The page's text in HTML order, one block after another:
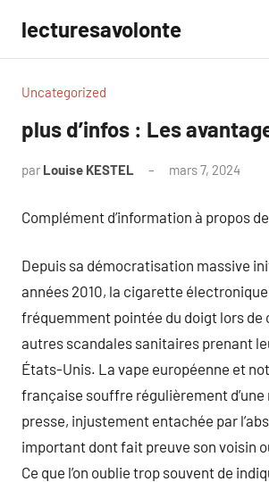
contenu
lecturesavolonte
Uncategorized
plus d’infos : Les
par Louise KESTEL mars 7, 2024
Complément d’information à propos de
Depuis sa démocratisation massive
années 2010, la cigarette
fréquemment pointée du doigt lors de
autres scandales sanitaires prenant
États-Unis. La vape européenne et
française souffre régulièrement d’une
presse, injustement entachée par
important dont fait preuve son voisin
Ce que l’on oublie trop souvent de